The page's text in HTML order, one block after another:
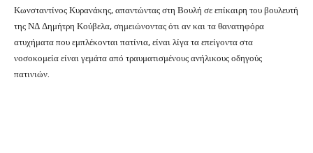
Κωνσταντίνος Κυρανάκης, απαντώντας στη Βουλή σε επίκαιρη του βουλευτή
της ΝΔ Δημήτρη Κούβελα, σημειώνοντας ότι αν και τα θανατηφόρα
ατυχήματα που εμπλέκονται πατίνια, είναι λίγα τα επείγοντα στα
νοσοκομεία είναι γεμάτα από τραυματισμένους ανήλικους οδηγούς
πατινιών.